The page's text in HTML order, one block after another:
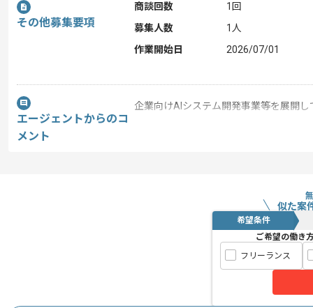
その他募集要項
商談回数
1回
募集人数
1人
作業開始日
2026/07/01
エージェントからのコ
メント
企業向けAIシステム開発事業等を展開
基本的にはフルリモートでの作業を見
似た案
希望条件
ご希望の働き
フリーランス